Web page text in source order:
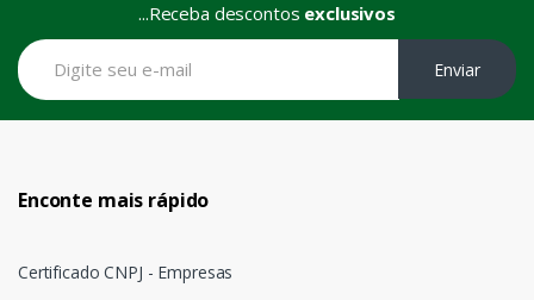
...Receba descontos exclusivos
Enviar
Enconte mais rápido
Certificado CNPJ - Empresas